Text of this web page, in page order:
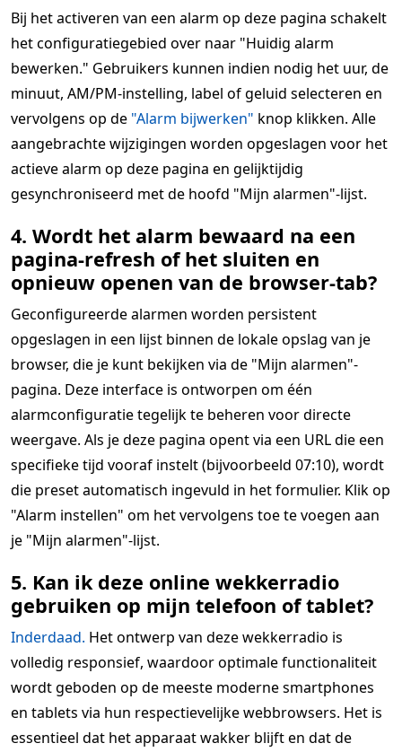
Bij het activeren van een alarm op deze pagina schakelt
het configuratiegebied over naar "Huidig alarm
bewerken." Gebruikers kunnen indien nodig het uur, de
minuut, AM/PM-instelling, label of geluid selecteren en
vervolgens op de "Alarm bijwerken" knop klikken. Alle
aangebrachte wijzigingen worden opgeslagen voor het
actieve alarm op deze pagina en gelijktijdig
gesynchroniseerd met de hoofd "Mijn alarmen"-lijst.
4. Wordt het alarm bewaard na een
pagina-refresh of het sluiten en
opnieuw openen van de browser-tab?
Geconfigureerde alarmen worden persistent
opgeslagen in een lijst binnen de lokale opslag van je
browser, die je kunt bekijken via de "Mijn alarmen"-
pagina. Deze interface is ontworpen om één
alarmconfiguratie tegelijk te beheren voor directe
weergave. Als je deze pagina opent via een URL die een
specifieke tijd vooraf instelt (bijvoorbeeld 07:10), wordt
die preset automatisch ingevuld in het formulier. Klik op
"Alarm instellen" om het vervolgens toe te voegen aan
je "Mijn alarmen"-lijst.
5. Kan ik deze online wekkerradio
gebruiken op mijn telefoon of tablet?
Inderdaad. Het ontwerp van deze wekkerradio is
volledig responsief, waardoor optimale functionaliteit
wordt geboden op de meeste moderne smartphones
en tablets via hun respectievelijke webbrowsers. Het is
essentieel dat het apparaat wakker blijft en dat de